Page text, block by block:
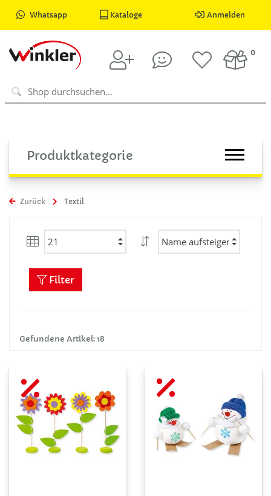
Whatsapp Kataloge Anmelden
0
Produktkategorie
Zurück Textil
Gefundene Artikel: 18
Filter